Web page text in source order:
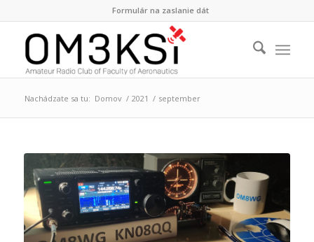
Formulár na zaslanie dát
Nachádzate sa tu: Domov / 2021 / september